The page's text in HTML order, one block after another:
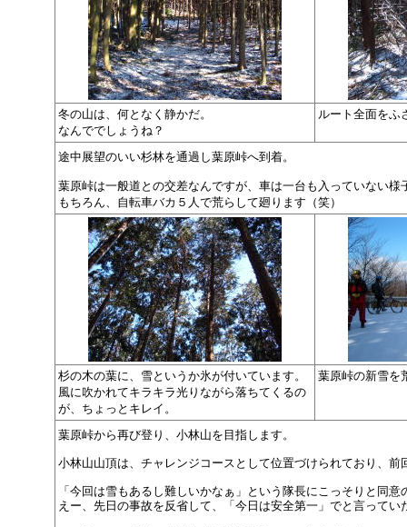
冬の山は、何となく静かだ。
なんででしょうね？
ルート全面をふ
途中展望のいい杉林を通過し葉原峠へ到着。
葉原峠は一般道との交差なんですが、車は一台も入っていない様
もちろん、自転車バカ５人で荒らして廻ります（笑）
杉の木の葉に、雪というか氷が付いています。
風に吹かれてキラキラ光りながら落ちてくるの
が、ちょっとキレイ。
葉原峠の新雪を
葉原峠から再び登り、小林山を目指します。
小林山山頂は、チャレンジコースとして位置づけられており、
「今回は雪もあるし難しいかなぁ」という隊長にこっそりと同
えー、先日の事故を反省して、「今日は安全第一」でと言って